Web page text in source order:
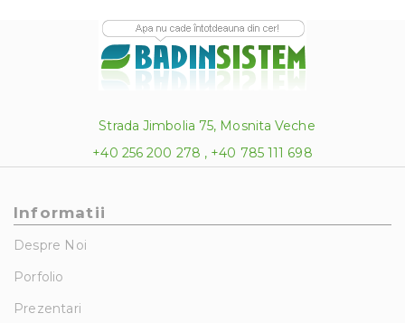
Strada Jimbolia 75, Mosnita Veche
+40 256 200 278 , +40 785 111 698
Informatii
Despre Noi
Porfolio
Prezentari